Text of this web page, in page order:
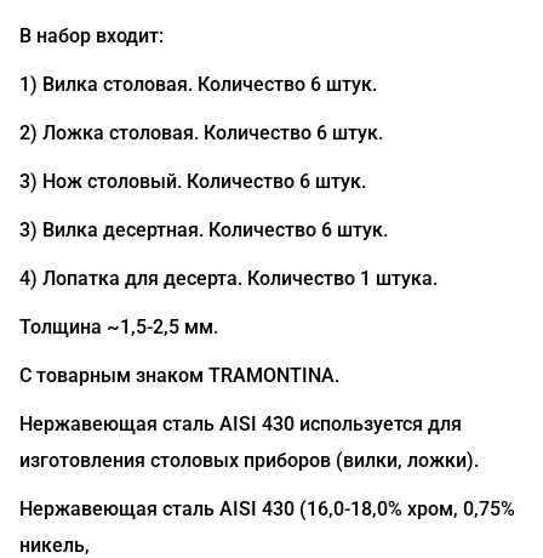
В набор входит:
1) Вилка столовая. Количество 6 штук.
2) Ложка столовая. Количество 6 штук.
3) Нож столовый. Количество 6 штук.
3) Вилка десертная. Количество 6 штук.
4) Лопатка для десерта. Количество 1 штука.
Толщина ~1,5-2,5 мм.
С товарным знаком TRAMONTINA.
Нержавеющая сталь AISI 430 используется для
изготовления столовых приборов (вилки, ложки).
Нержавеющая сталь AISI 430 (16,0-18,0% хром, 0,75%
никель,